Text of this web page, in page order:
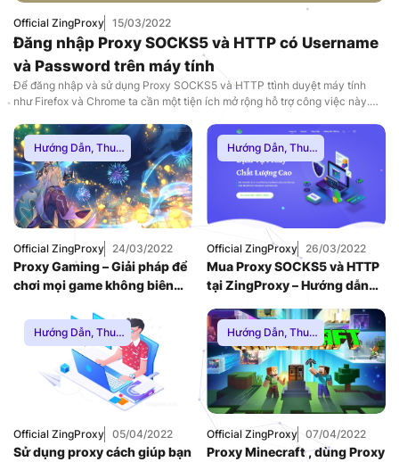
Official ZingProxy 15/03/2022
Đăng nhập Proxy SOCKS5 và HTTP có Username
và Password trên máy tính
Để đăng nhập và sử dụng Proxy SOCKS5 và HTTP ttình duyệt máy tính
như Firefox và Chrome ta cần một tiện ích mở rộng hỗ trợ công việc này.
cùng làm theo hướng dẫn trong bài viết này của ZingProxy bạn nhé.
Hướng Dẫn, Thuê
Proxy Nước Ngoài,
Thuê Proxy US,
Thuê Proxy Việt
Nam,
Uncategorized
Official ZingProxy
24/03/2022
Proxy Gaming – Giải pháp để
chơi mọi game không biên
Hướng Dẫn, Thuê
Proxy Nước Ngoài,
Thuê Proxy US,
Thuê Proxy Việt
Nam
Official ZingProxy 26/03/2022
Mua Proxy SOCKS5 và HTTP
tại ZingProxy – Hướng dẫn
Hướng Dẫn, Thuê
Proxy Nước Ngoài,
Thuê Proxy US,
Thuê Proxy Việt
Official ZingProxy 05/04/2022
Sử dụng proxy cách giúp bạn
Hướng Dẫn, Thuê
Proxy Nước Ngoài,
Thuê Proxy US,
Thuê Proxy Việt
Nam,
Uncategorized
Official ZingProxy 07/04/2022
Proxy Minecraft , dùng Proxy